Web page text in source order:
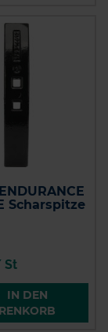
Scharspitze
St
IN DEN